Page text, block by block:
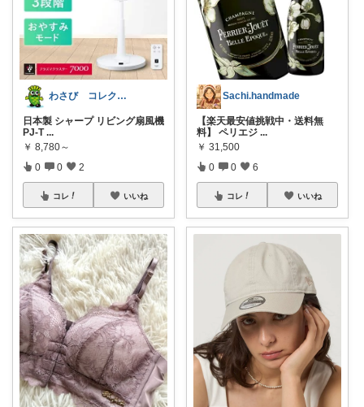
わさび コレクションもご利用ください
日本製 シャープ リビング扇風機
PJ-T ...
￥ 8,780～
0 0 2
コレ いいね
Sachi.handmade
【楽天最安値挑戦中・送料無
料】 ペリエジ ...
￥ 31,500
0 0 6
コレ いいね